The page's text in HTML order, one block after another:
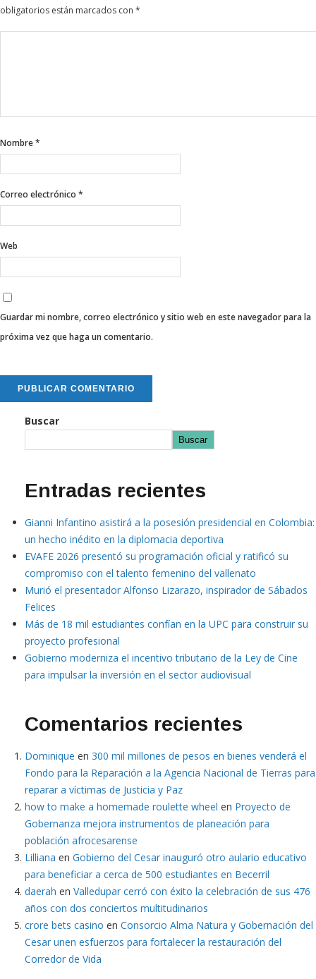
obligatorios están marcados con *
Nombre*
Correo electrónico *
Web
Guardar mi nombre, correo electrónico y sitio web en este navegador para la
próxima vez que haga un comentario.
Buscar
Buscar
Entradas recientes
Gianni Infantino asistirá a la posesión presidencial en Colombia:
un hecho inédito en la diplomacia deportiva
EVAFE 2026 presentó su programación oficial y ratificó su
compromiso con el talento femenino del vallenato
Murió el presentador Alfonso Lizarazo, inspirador de Sábados
Felices
Más de 18 mil estudiantes confían en la UPC para construir su
proyecto profesional
Gobierno moderniza el incentivo tributario de la Ley de Cine
para impulsar la inversión en el sector audiovisual
Comentarios recientes
Dominique en 300 mil millones de pesos en bienes venderá el
Fondo para la Reparación a la Agencia Nacional de Tierras para
reparar a víctimas de Justicia y Paz
how to make a homemade roulette wheel en Proyecto de
Gobernanza mejora instrumentos de planeación para
población afrocesarense
Lilliana en Gobierno del Cesar inauguró otro aulario educativo
para beneficiar a cerca de 500 estudiantes en Becerril
daerah en Valledupar cerró con éxito la celebración de sus 476
años con dos conciertos multitudinarios
crore bets casino en Consorcio Alma Natura y Gobernación del
Cesar unen esfuerzos para fortalecer la restauración del
Corredor de Vida